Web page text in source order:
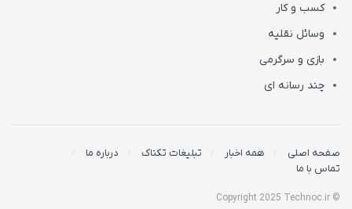
کسب و کار
وسائل نقلیه
بازی و سرگرمی
چند رسانه ای
صفحه اصلی همه اخبار تبلیغات تکناک
درباره ما
تماس با ما
© Copyright 2025 Technoc.ir